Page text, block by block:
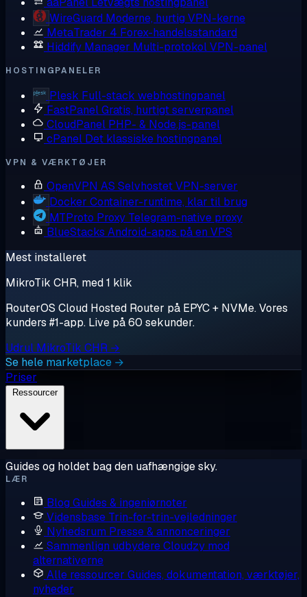
WireGuard Moderne, hurtig VPN-kerne
MetaTrader 4 Forex-handelsstandard
Hiddify Manager Multi-protokol VPN-panel
HOSTINGPANELER
Plesk Full-stack webhostingpanel
FastPanelGratis, hurtigt serverpanel
CloudPanel PHP- & Node.js-panel
cPanel Det klassiske hostingpanel
VPN & VÆRKTØJER
OpenVPN AS Selvhostet VPN-server
Docker Container-runtime, klar til brug
MTProto Proxy Telegram-native proxy
BlueStacks Android-apps på en VPS
Mest installeret
MikroTik CHR, med 1 klik
RouterOS Cloud Hosted Router på EPYC + NVMe. Vores
kunders #1-app. Live på 60 sekunder.
Udrul MikroTik CHR →
Se hele marketplace →
Priser
Ressourcer
Guides og holdet bag den uafhængige sky.
LÆR
Blog Guides & ingeniørnoter
Vidensbase Trin-for-trin-vejledninger
Nyhedsrum Presse & annonceringer
Sammenlign udbydereCloudzy mod
alternativerne
Alle ressourcer Guides, dokumentation, værktøjer,
nyheder